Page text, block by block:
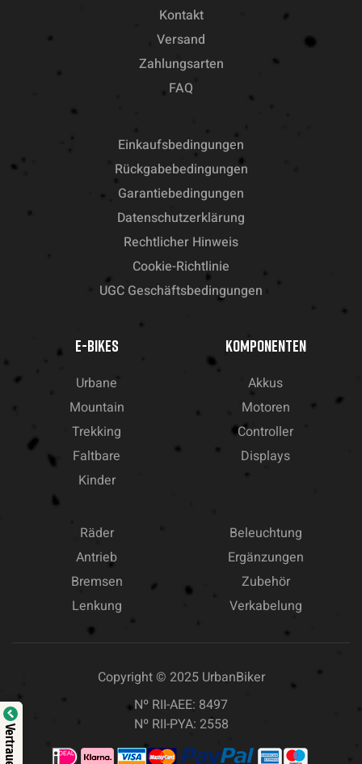
Kontakt
Versand
Zahlungsarten
FAQ
Einkaufsbedingungen
Rückgabebedingungen
Garantiebedingungen
Datenschutzerklärung
Rechtlicher Hinweis
Cookie-Richtlinie
UGC Geschäftsbedingungen
E-BIKES
Urbane
Mountain
Trekking
Faltbare
Kinder
KOMPONENTEN
Akkus
Motoren
Controller
Displays
Räder
Antrieb
Bremsen
Lenkung
Beleuchtung
Ergänzungen
Zubehör
Verkabelung
Copyright © 2025 UrbanBiker
Nº RII-AEE: 8497
Nº RII-PYA: 2558